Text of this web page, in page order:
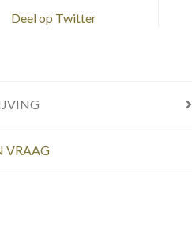
Deel op Twitter
VRAAG